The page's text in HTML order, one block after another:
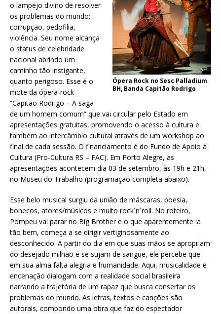
Ópera Rock no Sesc Palladium
BH, Banda Capitão Rodrigo
o lampejo divino de resolver
os problemas do mundo​:
corrupção, pedofilia,
violência. Seu nome alcança
o status de celebridade
nacional abrindo um
caminho tão instigante,
quanto perigoso. Esse é o
mote da ópera-rock
“Capitão Rodrigo – A saga
de um homem comum” que vai circular pelo Estado em
apresentações gratuitas, promovendo o acesso à cultura e
também ao intercâmbio cultural através de um workshop ao
final de cada sessão. O financiamento é do Fundo de Apoio à
Cultura (Pro-Cultura RS – FAC). Em Porto Alegre, as
apresentações acontecem dia 03 de setembro, às 19h e 21h,
no Museu do Trabalho (programação completa abaixo).
Esse belo musical surgiu da união de máscaras, poesia,
bonecos, atores/músicos e muito rock´n´roll. No roteiro,
Pompeu vai parar no Big Brother e o que aparentemente ia
tão bem, começa a se dirigir vertiginosamente ao
desconhecido. A partir do dia em que suas mãos se apropriam
do desejado milhão e se sujam de sangue, ele percebe que
em sua alma falta alegria e humanidade​. Aqui, musicalidade e
encenação dialogam com a realidade social brasileira
narrando a trajetória de um rapaz que busca consertar os
problemas do mundo. As letras, textos e canções são
autorais, compondo uma obra que faz do espectador